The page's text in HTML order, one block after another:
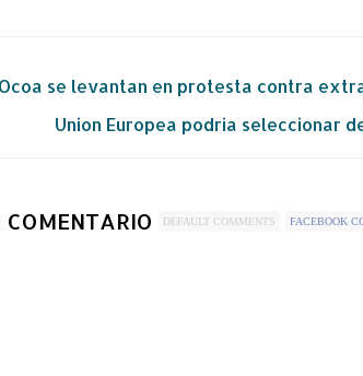
se levantan en protesta contra
Union Europea podria seleccionar
DEFAULT COMMENTS FACEBOOK